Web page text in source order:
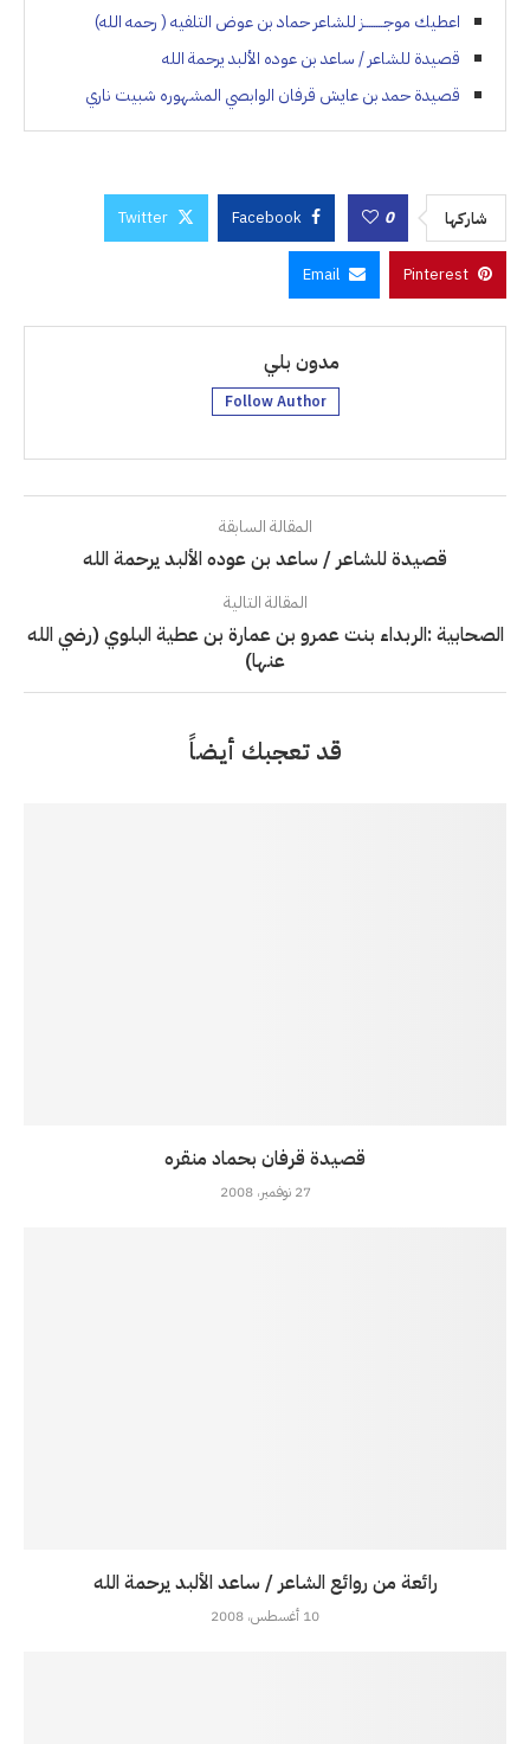
اعطيك موجــــــــز للشاعر حماد بن عوض التلفيه ( رحمه الله)
قصيدة للشاعر / ساعد بن عوده الألبد يرحمة الله
قصيدة حمد بن عايش قرفان الوابصي المشهوره شبيت ناري
شاركها 0
Facebook
Twitter
Pinterest
Email
مدون بلي
Follow Author
المقالة السابقة
قصيدة للشاعر / ساعد بن عوده الألبد يرحمة الله
المقالة التالية
الصحابية :الربداء بنت عمرو بن عمارة بن عطية البلوي (رضي الله
عنها)
قد تعجبك أيضاً
قصيدة قرفان بحماد منقره
27 نوفمبر، 2008
رائعة من روائع الشاعر / ساعد الألبد يرحمة الله
10 أغسطس، 2008